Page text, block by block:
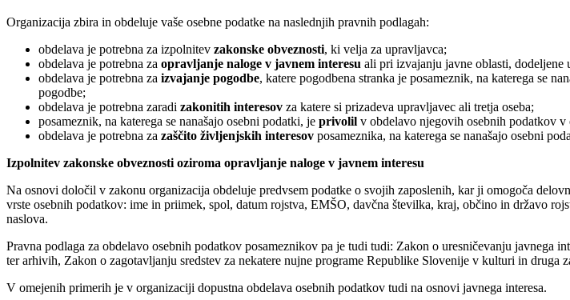
Organizacija zbira in obdeluje vaše osebne podatke na naslednjih pravnih podlagah:
obdelava je potrebna za izpolnitev zakonske obveznosti, ki velja za upravljavca;
obdelava je potrebna za opravljanje naloge v javnem interesu ali pri izvajanju javne oblasti, dodeljene
obdelava je potrebna za izvajanje pogodbe, katere pogodbena stranka je posameznik, na katerega se
pogodbe;
obdelava je potrebna zaradi zakonitih interesov za katere si prizadeva upravljavec ali tretja oseba;
posameznik, na katerega se nanašajo osebni podatki, je privolil v obdelavo njegovih osebnih podatkov v
obdelava je potrebna za zaščito življenjskih interesov posameznika, na katerega se nanašajo osebni
Izpolnitev zakonske obveznosti oziroma opravljanje naloge v javnem interesu
Na osnovi določil v zakonu organizacija obdeluje predvsem podatke o svojih zaposlenih, kar ji omogoča
vrste osebnih podatkov: ime in priimek, spol, datum rojstva, EMŠO, davčna številka, kraj, občino in državo
naslova.
Pravna podlaga za obdelavo osebnih podatkov posameznikov pa je tudi tudi: Zakon o uresničevanju javnega
ter arhivih, Zakon o zagotavljanju sredstev za nekatere nujne programe Republike Slovenije v kulturi in druga
V omejenih primerih je v organizaciji dopustna obdelava osebnih podatkov tudi na osnovi javnega interesa.